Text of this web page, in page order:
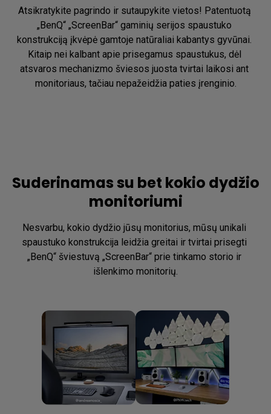
Atsikratykite pagrindo ir sutaupykite vietos! Patentuotą
„BenQ“ „ScreenBar“ gaminių serijos spaustuko
konstrukciją įkvėpė gamtoje natūraliai kabantys gyvūnai.
Kitaip nei kalbant apie prisegamus spaustukus, dėl
atsvaros mechanizmo šviesos juosta tvirtai laikosi ant
monitoriaus, tačiau nepažeidžia paties įrenginio.
Suderinamas su bet kokio dydžio
monitoriumi
Nesvarbu, kokio dydžio jūsų monitorius, mūsų unikali
spaustuko konstrukcija leidžia greitai ir tvirtai prisegti
„BenQ“ šviestuvą „ScreenBar“ prie tinkamo storio ir
išlenkimo monitorių.